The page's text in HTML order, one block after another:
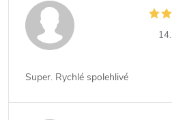
Super. Rychlé spolehlivé